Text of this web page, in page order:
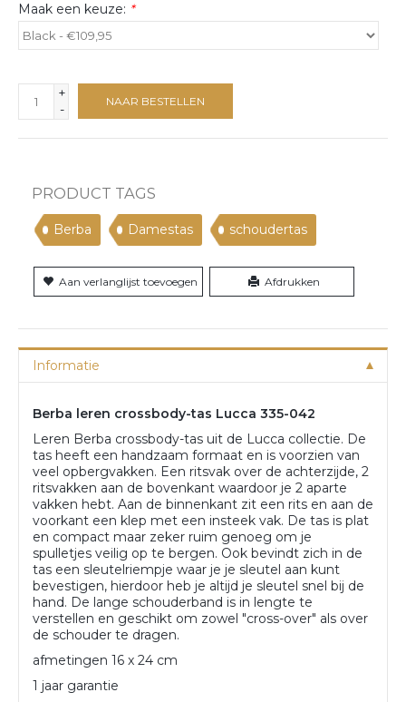
Maak een keuze: *
+
-
NAAR BESTELLEN
PRODUCT TAGS
Berba Damestas schoudertas
Aan verlanglijst toevoegen Afdrukken
Informatie
Berba leren crossbody-tas Lucca 335-042
Leren Berba crossbody-tas uit de Lucca collectie. De
tas heeft een handzaam formaat en is voorzien van
veel opbergvakken. Een ritsvak over de achterzijde, 2
ritsvakken aan de bovenkant waardoor je 2 aparte
vakken hebt. Aan de binnenkant zit een rits en aan de
voorkant een klep met een insteek vak. De tas is plat
en compact maar zeker ruim genoeg om je
spulletjes veilig op te bergen. Ook bevindt zich in de
tas een sleutelriempje waar je je sleutel aan kunt
bevestigen, hierdoor heb je altijd je sleutel snel bij de
hand. De lange schouderband is in lengte te
verstellen en geschikt om zowel "cross-over" als over
de schouder te dragen.
afmetingen 16 x 24 cm
1 jaar garantie